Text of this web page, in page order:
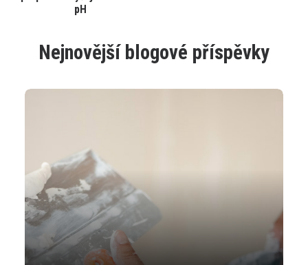
produkt
variant.
Varianty
vybrat
pH
Nejnovější blogové příspěvky